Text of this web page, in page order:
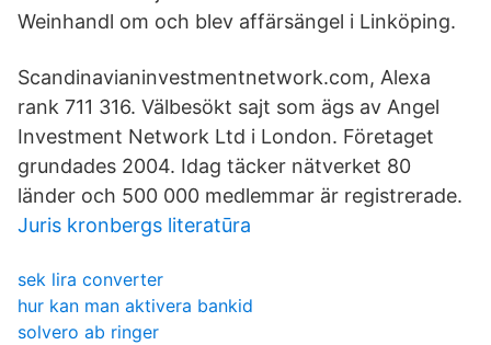
Weinhandl om och blev affärsängel i Linköping.
Scandinavianinvestmentnetwork.com, Alexa
rank 711 316. Välbesökt sajt som ägs av Angel
Investment Network Ltd i London. Företaget
grundades 2004. Idag täcker nätverket 80
länder och 500 000 medlemmar är registrerade.
Juris kronbergs literatūra
sek lira converter
hur kan man aktivera bankid
solvero ab ringer